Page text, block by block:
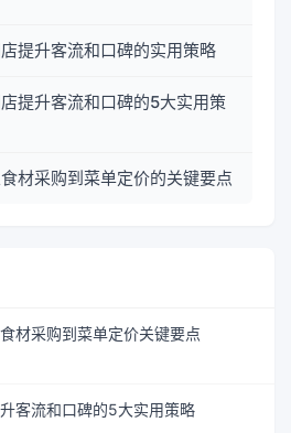
提升客流和口碑的实用策略
提升客流和口碑的5大实用策
材采购到菜单定价的关键要点
材采购到菜单定价关键要点
客流和口碑的5大实用策略